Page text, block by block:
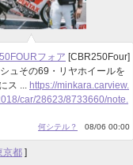
フォア [CBR250Four]
ュその69・リヤホイールを
ス ... https://minkara.carview.
car/28623/8733660/note.
何シテル？ 08/06 00:00
京都 ]